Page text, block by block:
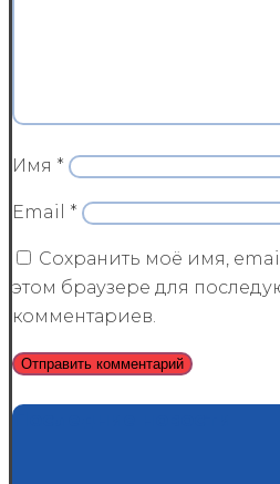
Имя *
Email *
Сохранить моё имя,
этом браузере для
комментариев.
Последние новости